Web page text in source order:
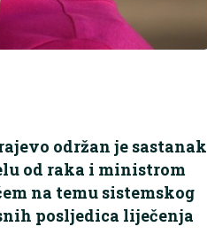
održan je sastanak
od raka i ministrom
na temu sistemskog
posljedica liječenja